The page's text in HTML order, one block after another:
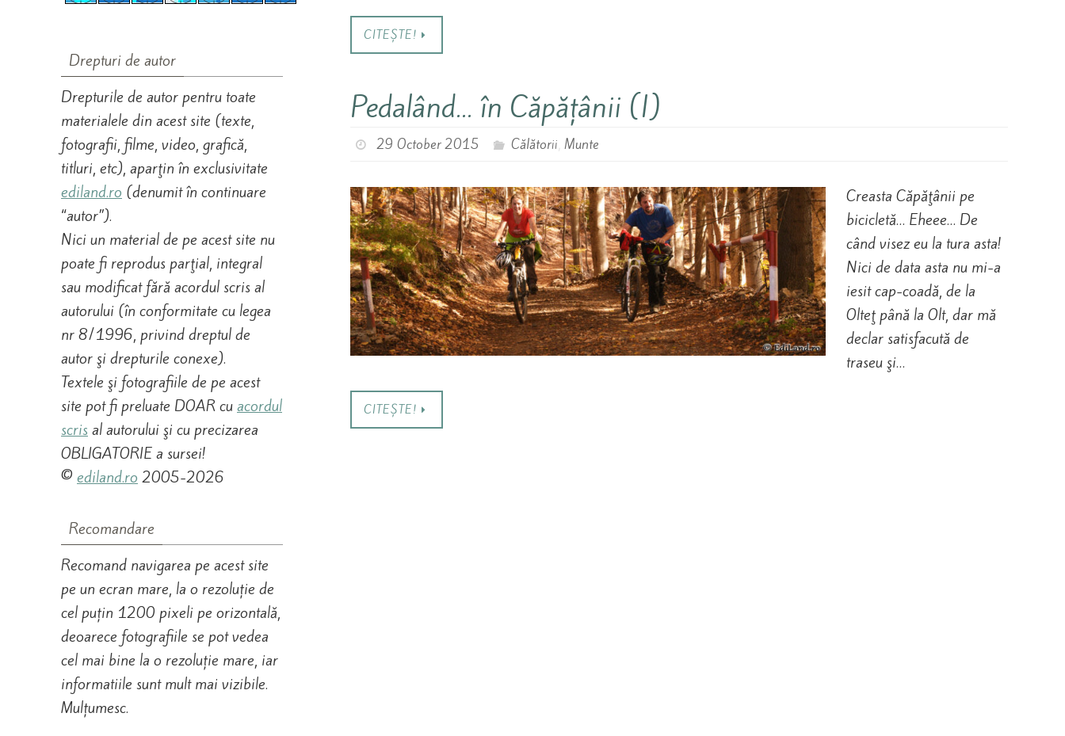
CITEȘTE!
Pedalând… în Căpățânii (I)
29 October 2015 Călătorii Munte
Creasta Căpăţânii pe
bicicletă… Eheee… De
când visez eu la tura asta!
Nici de data asta nu mi-a
iesit cap-coadă, de la
Olteţ până la Olt, dar mă
declar satisfacută de
traseu şi…
CITEȘTE!
Drepturi de autor
Drepturile de autor pentru toate
materialele din acest site (texte,
fotografii, filme, video, grafică,
titluri, etc), aparţin în exclusivitate
ediland.ro (denumit în continuare
“autor”).
Nici un material de pe acest site nu
poate fi reprodus parţial, integral
sau modificat fără acordul scris al
autorului (în conformitate cu legea
nr 8/1996, privind dreptul de
autor şi drepturile conexe).
Textele şi fotografiile de pe acest
site pot fi preluate DOAR cuacordul
scris al autorului şi cu precizarea
OBLIGATORIE a sursei!
© ediland.ro 2005-2026
Recomandare
Recomand navigarea pe acest site
pe un ecran mare, la o rezoluție de
cel puțin 1200 pixeli pe orizontală,
deoarece fotografiile se pot vedea
cel mai bine la o rezoluție mare, iar
informatiile sunt mult mai vizibile.
Mulțumesc.